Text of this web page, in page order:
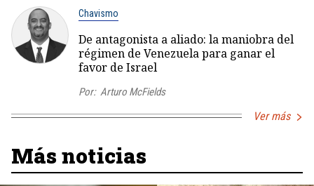
Chavismo
De antagonista a aliado: la maniobra del
régimen de Venezuela para ganar el
favor de Israel
Por: Arturo McFields
Ver más
Más noticias